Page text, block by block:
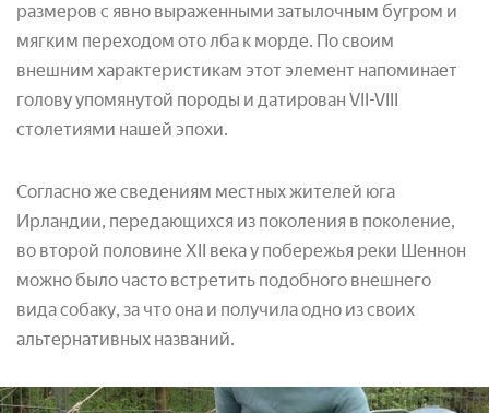
размеров с явно выраженными затылочным бугром и
мягким переходом ото лба к морде. По своим
внешним характеристикам этот элемент напоминает
голову упомянутой породы и датирован VII-VIII
столетиями нашей эпохи.
Согласно же сведениям местных жителей юга
Ирландии, передающихся из поколения в поколение,
во второй половине XII века у побережья реки Шеннон
можно было часто встретить подобного внешнего
вида собаку, за что она и получила одно из своих
альтернативных названий.